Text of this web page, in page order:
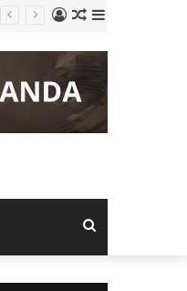
Random
Article
Log
In
for